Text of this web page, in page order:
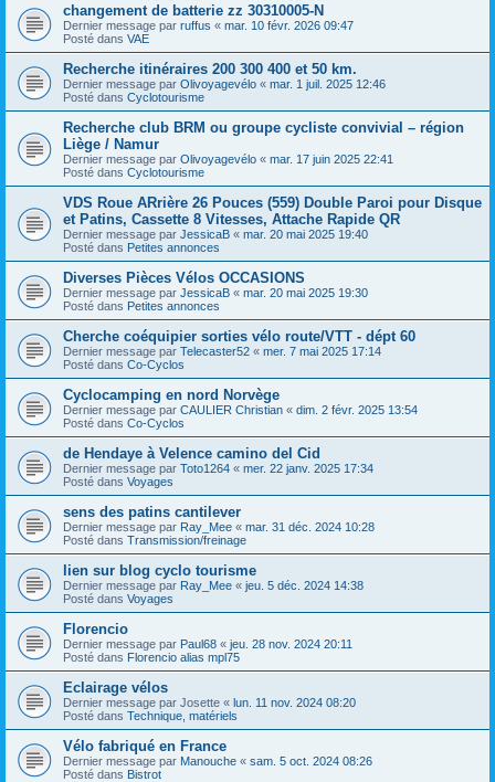
changement de batterie zz 30310005-N
Dernier message par ruffus « mar. 10 févr. 2026 09:47
Posté dans VAE
Recherche itinéraires 200 300 400 et 50 km.
Dernier message par Olivoyagevélo « mar. 1 juil. 2025 12:46
Posté dans Cyclotourisme
Recherche club BRM ou groupe cycliste convivial – région
Liège / Namur
Dernier message par Olivoyagevélo « mar. 17 juin 2025 22:41
Posté dans Cyclotourisme
VDS Roue ARrière 26 Pouces (559) Double Paroi pour Disque
et Patins, Cassette 8 Vitesses, Attache Rapide QR
Dernier message par JessicaB « mar. 20 mai 2025 19:40
Posté dans Petites annonces
Diverses Pièces Vélos OCCASIONS
Dernier message par JessicaB « mar. 20 mai 2025 19:30
Posté dans Petites annonces
Cherche coéquipier sorties vélo route/VTT - dépt 60
Dernier message par Telecaster52 « mer. 7 mai 2025 17:14
Posté dans Co-Cyclos
Cyclocamping en nord Norvège
Dernier message par CAULIER Christian « dim. 2 févr. 2025 13:54
Posté dans Co-Cyclos
de Hendaye à Velence camino del Cid
Dernier message par Toto1264 « mer. 22 janv. 2025 17:34
Posté dans Voyages
sens des patins cantilever
Dernier message par Ray_Mee « mar. 31 déc. 2024 10:28
Posté dans Transmission/freinage
lien sur blog cyclo tourisme
Dernier message par Ray_Mee « jeu. 5 déc. 2024 14:38
Posté dans Voyages
Florencio
Dernier message par Paul68 « jeu. 28 nov. 2024 20:11
Posté dans Florencio alias mpl75
Eclairage vélos
Dernier message par Josette « lun. 11 nov. 2024 08:20
Posté dans Technique, matériels
Vélo fabriqué en France
Dernier message par Manouche « sam. 5 oct. 2024 08:26
Posté dans Bistrot